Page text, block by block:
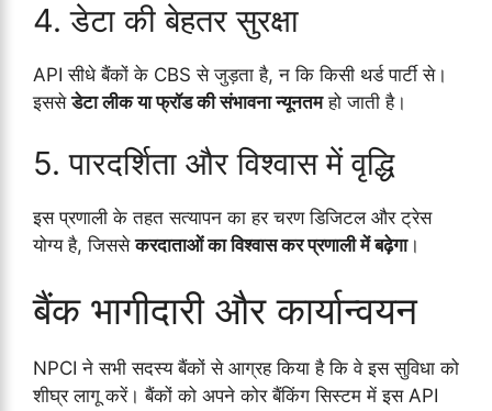
4. डेटा की बेहतर सुरक्षा
API सीधे बैंकों के CBS से जुड़ता है, न कि किसी थर्ड पार्टी से।
इससेडेटा लीक या फ्रॉड की संभावना न्यूनतमहो जाती है।
5. पारदर्शिता और विश्वास में वृद्धि
इस प्रणाली के तहत सत्यापन का हर चरण डिजिटल और ट्रेस
योग्य है, जिससेकरदाताओं का विश्वास कर प्रणाली में बढ़ेगा।
बैंक भागीदारी और कार्यान्वयन
NPCI ने सभी सदस्य बैंकों से आग्रह किया है कि वे इस सुविधा को
शीघ्र लागू करें। बैंकों को अपने कोर बैंकिंग सिस्टम में इस API